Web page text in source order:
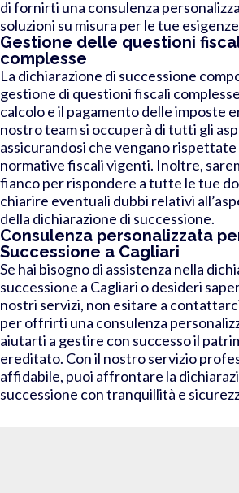
di fornirti una consulenza
soluzioni su misura per le tue
Gestione delle questioni
complesse
La dichiarazione di successione
gestione di questioni fiscali
calcolo e il pagamento delle imposte
nostro team si occuperà di tutti gli
assicurandosi che vengano
normative fiscali vigenti. Inoltre,
fianco per rispondere a tutte le tue
chiarire eventuali dubbi relativi
della dichiarazione di successione.
Consulenza personalizzata
Successione a Cagliari
Se hai bisogno di assistenza nella
successione a Cagliari o desideri
nostri servizi, non esitare a
per offrirti una consulenza
aiutarti a gestire con successo il
ereditato. Con il nostro servizio
affidabile, puoi affrontare la
successione con tranquillità e